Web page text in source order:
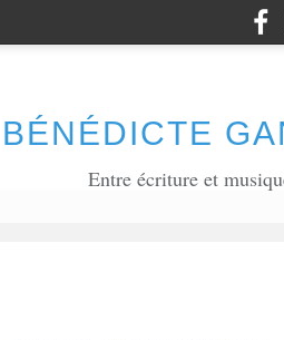
BÉNÉDICTE
Entre écriture et